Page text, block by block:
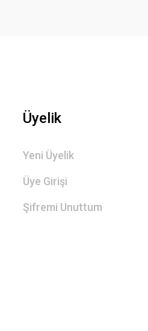
Üyelik
Yeni Üyelik
Üye Girişi
Şifremi Unuttum